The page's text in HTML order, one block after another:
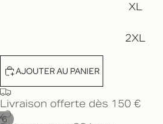
6
XL
2XL
AJOUTER AU PANIER
Livraison offerte dès 150 €